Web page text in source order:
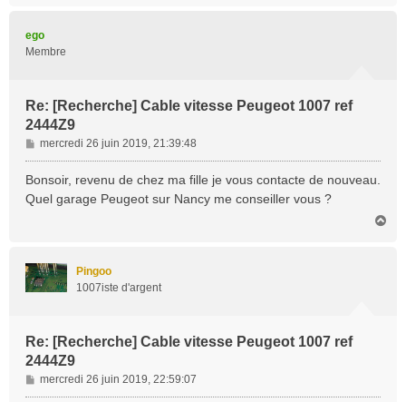
ego
Membre
Re: [Recherche] Cable vitesse Peugeot 1007 ref
2444Z9
M
e
s
a
mercredi 26 juin 2019, 21:39:48
Bonsoir, revenu de chez ma fille je vous contacte de nouveau.
Quel garage Peugeot sur Nancy me conseiller vous ?
Pingoo
1007iste d'argent
Re: [Recherche] Cable vitesse Peugeot 1007 ref
2444Z9
M
e
mercredi 26 juin 2019, 22:59:07